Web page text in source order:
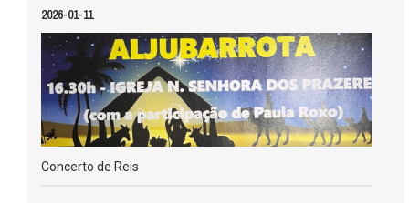
2026-01-11
Concerto de Reis